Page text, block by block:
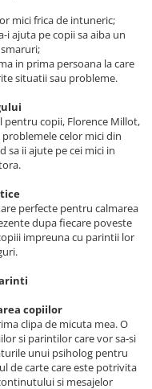
mici frica de intuneric;
pe copii sa aiba un
in prima persoana la care
situatii sau probleme.
pentru copii, Florence Millot,
celor mici din
sa ii ajute pe cei mici in
perfecte pentru calmarea
dupa fiecare poveste
impreuna cu parintii lor
copiilor
clipa de micuta mea. O
si parintilor care vor sa-si
unui psiholog pentru
de carte care este potrivita
si mesajelor